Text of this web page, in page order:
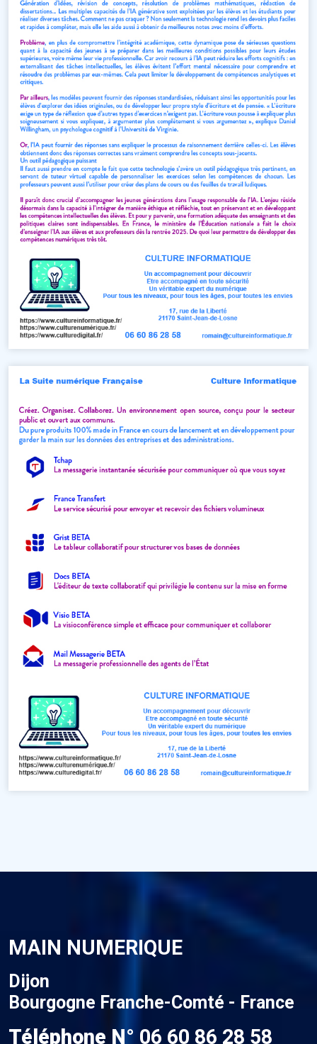
MAIN NUMERIQUE
Dijon
Bourgogne Franche-Comté - France
Téléphone N° 06 60 86 28 58